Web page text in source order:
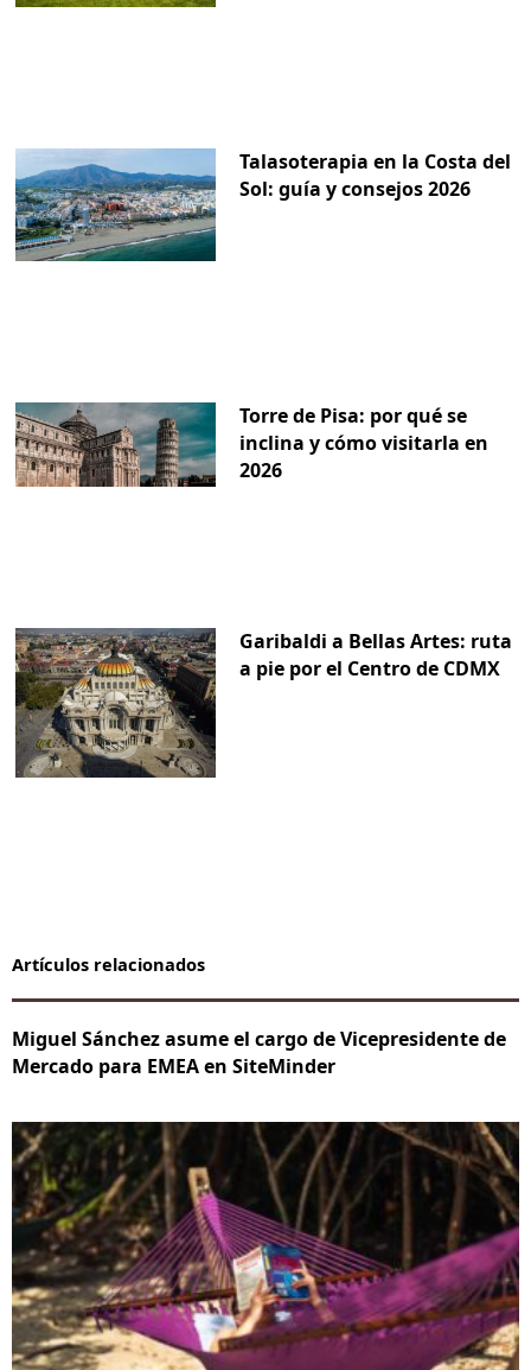
Talasoterapia en la Costa del
Sol: guía y consejos 2026
Torre de Pisa: por qué se
inclina y cómo visitarla en
2026
Garibaldi a Bellas Artes: ruta
a pie por el Centro de CDMX
Artículos relacionados
Miguel Sánchez asume el cargo de Vicepresidente de
Mercado para EMEA en SiteMinder